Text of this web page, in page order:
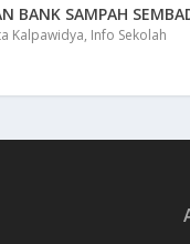
BANK SAMPAH
Kalpawidya, Info Sekolah